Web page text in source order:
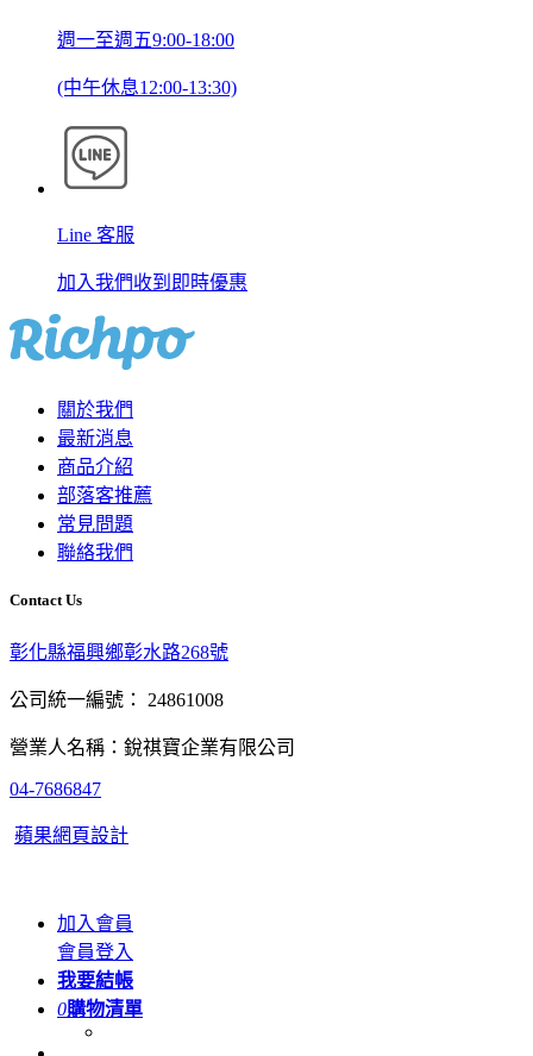
週一至週五9:00-18:00
(中午休息12:00-13:30)
Line 客服
加入我們收到即時優惠
關於我們
最新消息
商品介紹
部落客推薦
常見問題
聯絡我們
Contact Us
彰化縣福興鄉彰水路268號
公司統一編號： 24861008
營業人名稱：銳祺寶企業有限公司
04-7686847
蘋果網頁設計
加入會員
會員登入
我要結帳
0購物清單